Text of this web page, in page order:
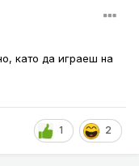
като да играеш на
1 2